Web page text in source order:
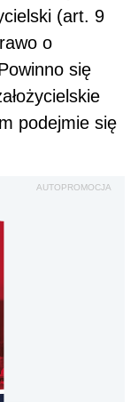
(art. 9
o
się
podejmie się
AUTOPROMOCJA